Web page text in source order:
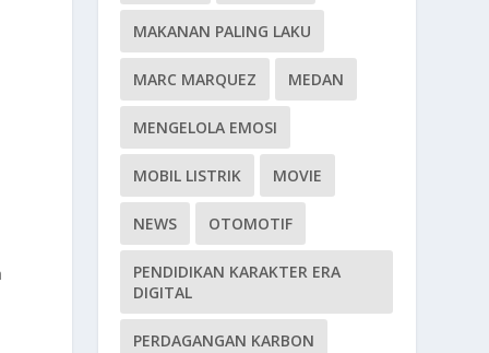
MAKANAN PALING LAKU
MARC MARQUEZ MEDAN
MENGELOLA EMOSI
MOBIL LISTRIK MOVIE
NEWS OTOMOTIF
PENDIDIKAN KARAKTER ERA
DIGITAL
PERDAGANGAN KARBON